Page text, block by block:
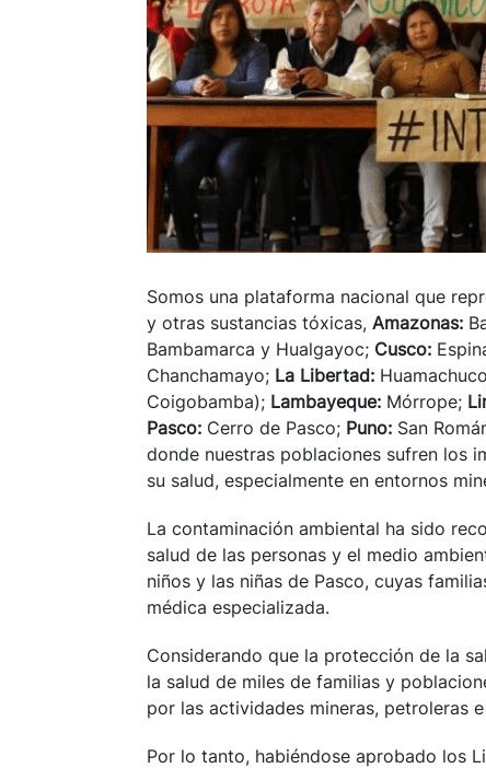
Somos una plataforma nacional que
y otras sustancias tóxicas, Amazonas:
Bambamarca y Hualgayoc; Cusco:
Chanchamayo; La Libertad:
Coigobamba); Lambayeque: Mórrope;
Pasco: Cerro de Pasco; Puno: San
donde nuestras poblaciones sufren los
su salud, especialmente en entornos
La contaminación ambiental ha sido
salud de las personas y el medio
niños y las niñas de Pasco, cuyas
médica especializada.
Considerando que la protección de la
la salud de miles de familias y
por las actividades mineras, petroleras
Por lo tanto, habiéndose aprobado los